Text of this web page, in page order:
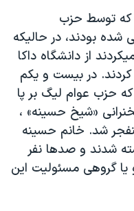
که توسط حزب
شده بودند، در حاليکه
از دانشگاه داکا
کردند. در بيست و يکم
تظاهراتی که حزب عوام ليگ بر پا
«شيخ حسينه» ،
شد. خانم حسينه
ولی 22 نفر کشته شدند و صدها نفر
گروهی مسئوليت اين